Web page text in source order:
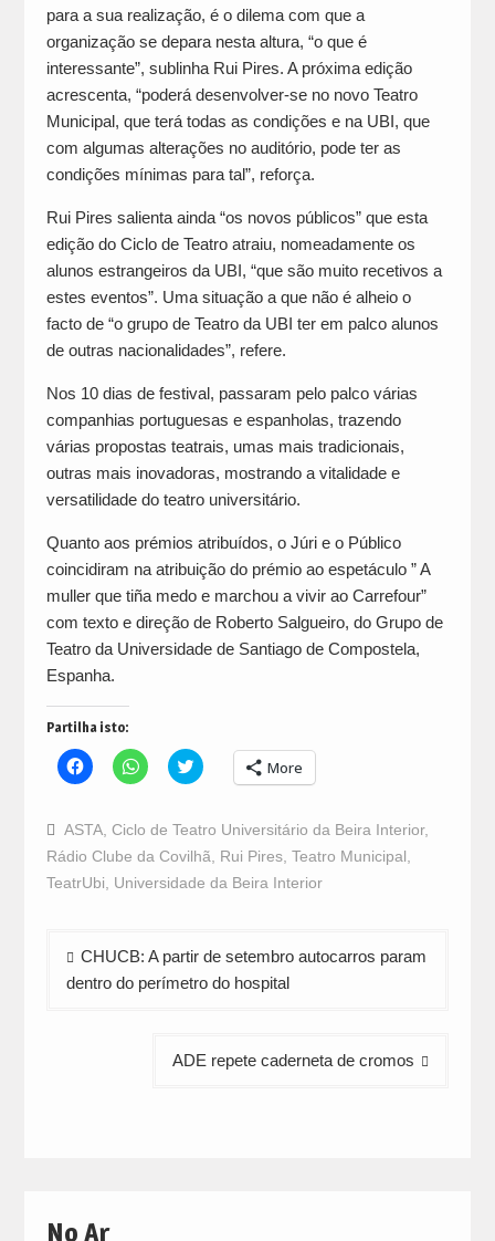
para a sua realização, é o dilema com que a
organização se depara nesta altura, “o que é
interessante”, sublinha Rui Pires. A próxima edição
acrescenta, “poderá desenvolver-se no novo Teatro
Municipal, que terá todas as condições e na UBI, que
com algumas alterações no auditório, pode ter as
condições mínimas para tal”, reforça.
Rui Pires salienta ainda “os novos públicos” que esta
edição do Ciclo de Teatro atraiu, nomeadamente os
alunos estrangeiros da UBI, “que são muito recetivos a
estes eventos”. Uma situação a que não é alheio o
facto de “o grupo de Teatro da UBI ter em palco alunos
de outras nacionalidades”, refere.
Nos 10 dias de festival, passaram pelo palco várias
companhias portuguesas e espanholas, trazendo
várias propostas teatrais, umas mais tradicionais,
outras mais inovadoras, mostrando a vitalidade e
versatilidade do teatro universitário.
Quanto aos prémios atribuídos, o Júri e o Público
coincidiram na atribuição do prémio ao espetáculo ” A
muller que tiña medo e marchou a vivir ao Carrefour”
com texto e direção de Roberto Salgueiro, do Grupo de
Teatro da Universidade de Santiago de Compostela,
Espanha.
Partilha isto:
Click
to
Facebook
(Opens
in
new
window)
Click
to
WhatsApp
(Opens
in
new
window)
Click
to
Twitter
(Opens
in
new
window)
More
ASTA, Ciclo de Teatro Universitário da Beira Interior,
Rádio Clube da Covilhã
Rui Pires, Teatro Municipal
TeatrUbi
Universidade da Beira Interior
Navegação
de
CHUCB: A partir de setembro autocarros param
dentro do perímetro do hospital
ADE repete caderneta de cromos
No Ar